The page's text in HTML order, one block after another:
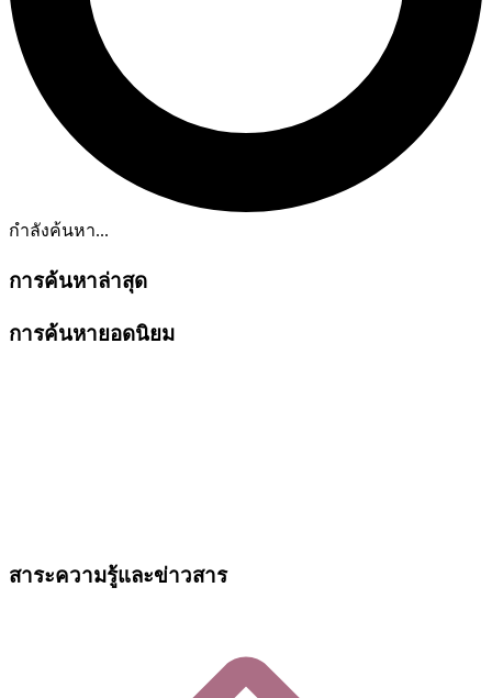
กำลังค้นหา...
การค้นหาล่าสุด
การค้นหายอดนิยม
สาระความรู้และข่าวสาร